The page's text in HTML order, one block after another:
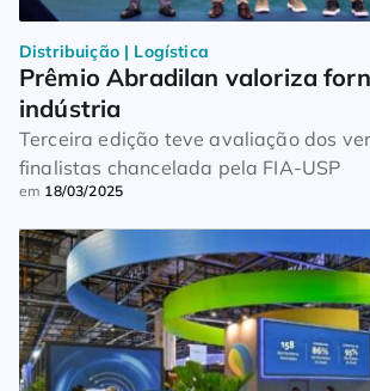
Distribuição | Logística
Prêmio Abradilan valoriza
indústria
Terceira edição teve avaliação dos
finalistas chancelada pela FIA-USP
em 18/03/2025